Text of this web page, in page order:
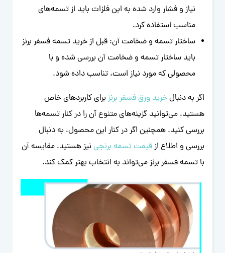
نیاز و فشار وارد شده به این فلزات باید از تسمه‌های
مناسب استفاده کرد.
ساختار تسمه و ضخامت آن: قبل از خرید تسمه فسفر برنز
باید ساختار تسمه و ضخامت آن بررسی شده و با
محصولی که مورد نیاز است، تناسب داده شود.
اگر به دنبالخرید ورق فسفر برنز برای کاربردهای خاص
هستید، می‌توانید گزینه‌های متنوع آن را در کنار تسمه‌ها
بررسی کنید. همچنین اگر در کنار این محصول، به دنبال
بررسی و اطلاع ازقیمت تسمه برنجی نیز هستید، مقایسه آن
با تسمه فسفر برنز می‌تواند به انتخاب بهتر کمک کند.